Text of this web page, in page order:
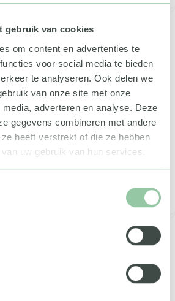
gebruik van cookies
om content en advertenties te
voor social media te bieden
te analyseren. Ook delen we
van onze site met onze
adverteren en analyse. Deze
gegevens combineren met andere
heeft verstrekt of die ze hebben
uw gebruik van hun services.